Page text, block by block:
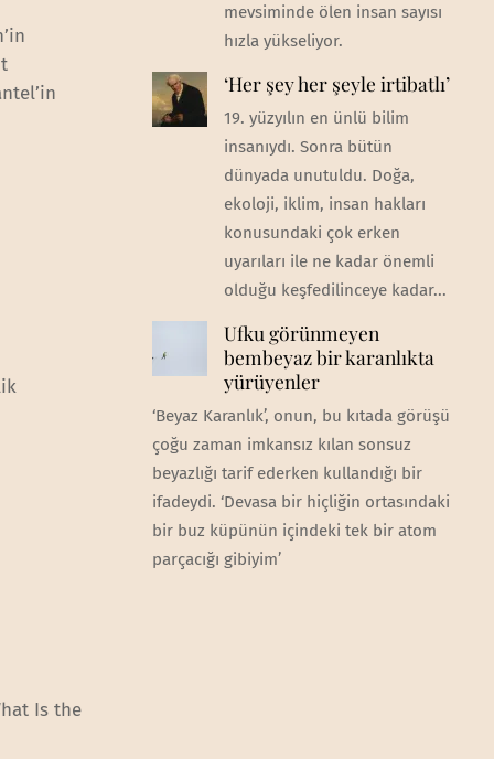
Is the
mevsiminde ölen insan sayısı
hızla yükseliyor.
‘Her şey her şeyle irtibatlı’
19. yüzyılın en ünlü bilim
insanıydı. Sonra bütün
dünyada unutuldu. Doğa,
ekoloji, iklim, insan hakları
konusundaki çok erken
uyarıları ile ne kadar önemli
olduğu keşfedilinceye kadar...
Ufku görünmeyen
bembeyaz bir karanlıkta
yürüyenler
‘Beyaz Karanlık’, onun, bu kıtada görüşü
çoğu zaman imkansız kılan sonsuz
beyazlığı tarif ederken kullandığı bir
ifadeydi. ‘Devasa bir hiçliğin ortasındaki
bir buz küpünün içindeki tek bir atom
parçacığı gibiyim’